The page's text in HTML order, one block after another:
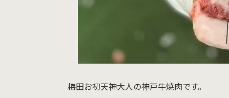
梅田お初天神大人の神戸牛焼肉です。